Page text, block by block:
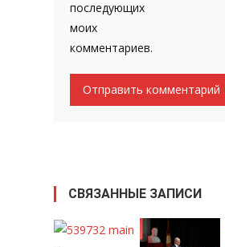
последующих
моих
комментариев.
СВЯЗАННЫЕ ЗАПИСИ